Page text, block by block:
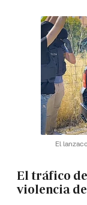
El
El tráfico
violencia